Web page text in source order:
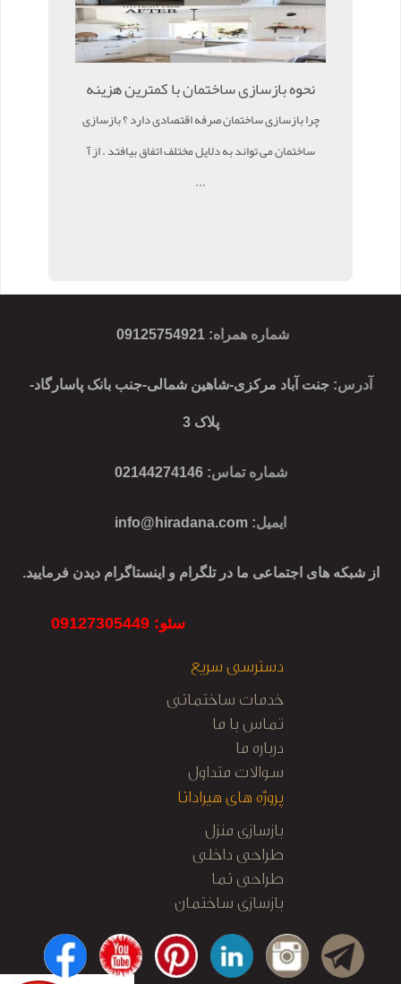
نحوه بازسازی ساختمان با کمترین هزینه
چرا بازسازی ساختمان صرفه اقتصادی دارد ؟ بازسازی
ساختمان می تواند به دلایل مختلف اتفاق بیافتد . از آ
...
شماره همراه:
09125754921
آدرس: جنت آباد مرکزی-شاهین شمالی-جنب بانک پاسارگاد-
پلاک 3
شماره تماس: 02144274146
ایمیل:
info@hiradana.com
از شبکه های اجتماعی ما در تلگرام و اینستاگرام دیدن فرمایید.
سئو: 09127305449
دسترسی سریع
خدمات ساختمانی
تماس با ما
درباره ما
سوالات متداول
پروژه های هیرادانا
بازسازی منزل
طراحی داخلی
طراحی نما
بازسازی ساختمان
کابینت آشپزخانه
نظارت و اجرا